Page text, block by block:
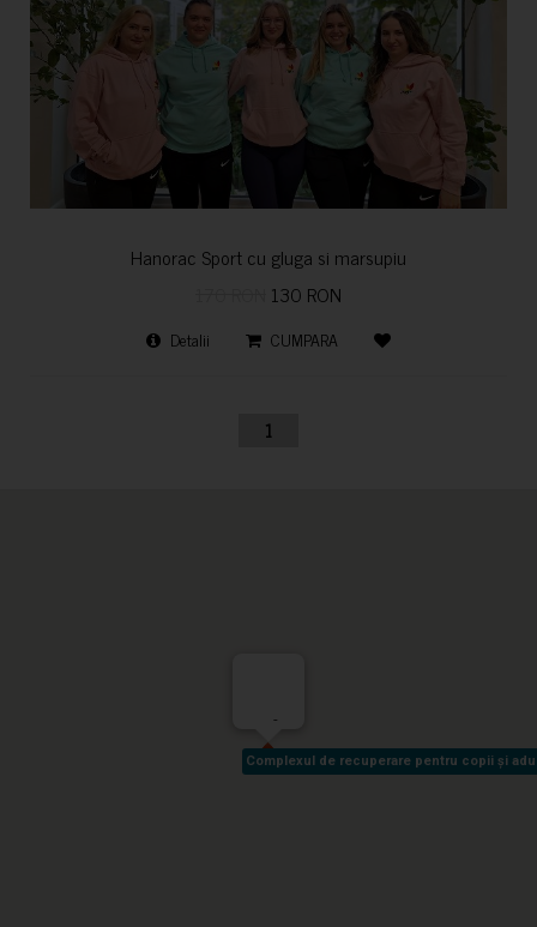
Hanorac Sport cu gluga si marsupiu
130 RON
Detalii CUMPARA
1
Complexul de recuperare pentru copii și
Complexul de recuperare pentru copii și
-